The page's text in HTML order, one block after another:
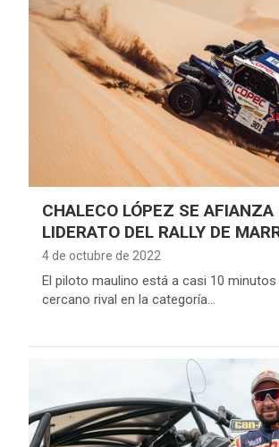
CHALECO LÓPEZ SE AFIANZA
LIDERATO DEL RALLY DE
4 de octubre de 2022
El piloto maulino está a casi 10
cercano rival en la categoría…